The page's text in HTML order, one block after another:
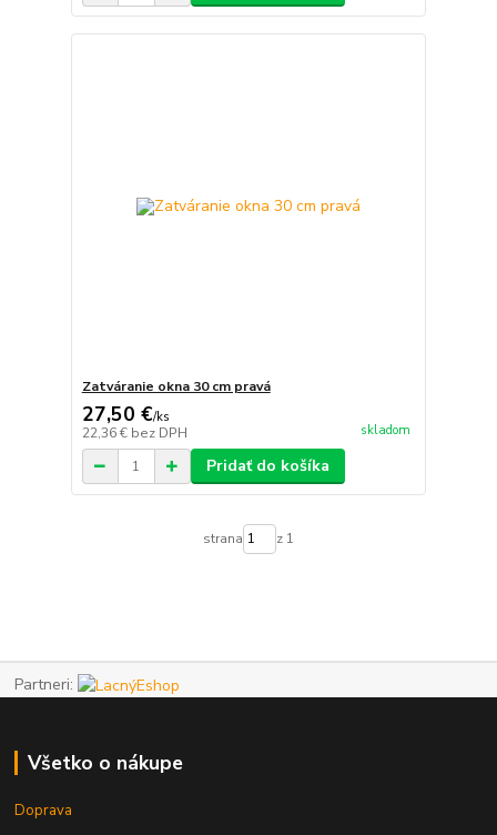
Zatváranie okna 30 cm pravá
27,50 €/ks
22,36 € bez DPH skladom
Pridať do košíka
strana z 1
Partneri:
Všetko o nákupe
Doprava